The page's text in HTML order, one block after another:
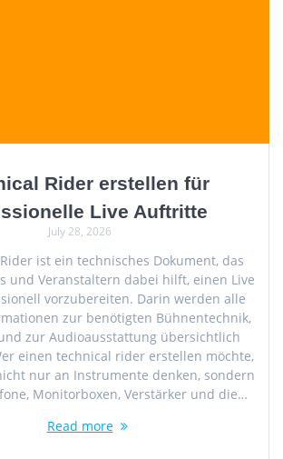
Rider erstellen für
Live Auftritte
July 28, 2026
ist ein technisches Dokument, das
und Veranstaltern dabei hilft, einen Live
vorzubereiten. Darin werden alle
zur benötigten Bühnentechnik,
zur Audioausstattung übersichtlich
einen technical rider erstellen möchte,
nur an Instrumente denken, sondern
Monitorboxen, Verstärker und die…
Read more